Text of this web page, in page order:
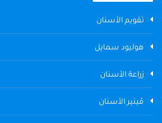
تقويم الأسنان
هوليود سمايل
زراعة الأسنان
ڤينير الأسنان